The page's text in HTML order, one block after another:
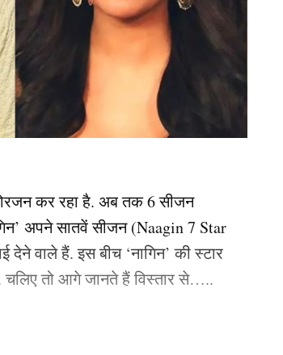
कर रहा है. अब तक 6 सीजन
अपने सातवें सीजन (Naagin 7 Star
वाले हैं. इस बीच ‘नागिन’ की स्टार
चलिए तो आगे जानते हैं विस्तार से…..